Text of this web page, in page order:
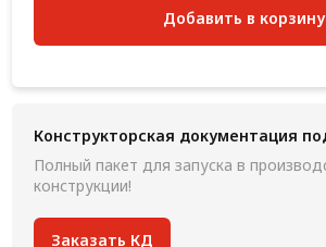
Добавить в корзину
Конструкторская документация
Полный пакет для запуска в
конструкции!
Заказать КД